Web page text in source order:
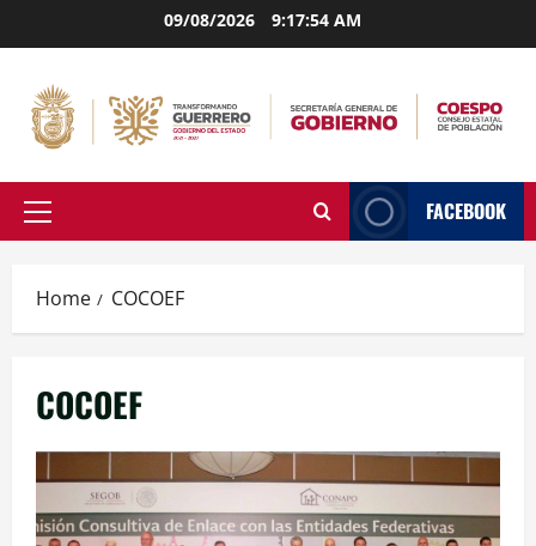
to
content
09/08/2026 9:17:55 AM
Primary
FACEBOOK
Home COCOEF
COCOEF